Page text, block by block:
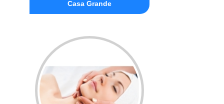
Casa Grande